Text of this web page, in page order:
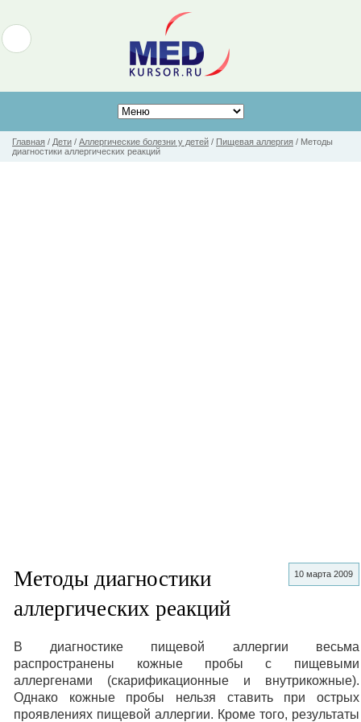
Главная / Дети / Аллергические болезни у детей / Пищевая аллергия / Методы
диагностики аллергических реакций
10 марта 2009
Методы диагностики
аллергических реакций
В диагностике пищевой аллергии весьма
распространены кожные пробы с пищевыми
аллергенами (скарификационные и внутрикожные).
Однако кожные пробы нельзя ставить при острых
проявлениях пищевой аллергии. Кроме того, результаты